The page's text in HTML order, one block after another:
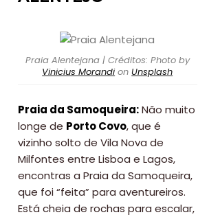
Praia Alentejana | Créditos: Photo by
Vinicius MorandionUnsplash
Praia da Samoqueira:Não muito
longe de Porto Covo, que é
vizinho solto de Vila Nova de
Milfontes entre Lisboa e Lagos,
encontras a Praia da Samoqueira,
que foi “feita” para aventureiros.
Está cheia de rochas para escalar,